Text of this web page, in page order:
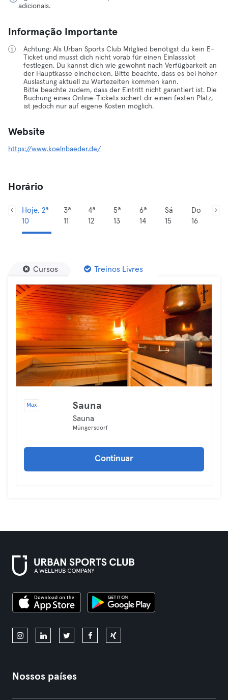
adicionais.
Informação Importante
Achtung: Als Urban Sports Club Mitglied benötigst du kein E-
Ticket und musst dich nicht vorab für einen Einlassslot
festlegen. Du kannst dich wie gewohnt nach Verfügbarkeit an
der Hauptkasse einchecken. Bitte beachte, dass es bei hoher
Auslastung aktuell zu Wartezeiten kommen kann.
Bitte beachte zudem, dass der Eintritt nicht garantiert ist. Die
Buchung eines Online-Tickets sichert dir einen festen Platz,
ist jedoch nur auf eigene Kosten möglich.
Website
https://www.koelnbaeder.de/
Horário
Hoje, 2ª
10
3ª
11
4ª
12
5ª
13
6ª
14
Sá
15
Do
16
Cursos Treinos Livres
Max Sauna
Sauna
Müngersdorf
Continuar
Nossos países